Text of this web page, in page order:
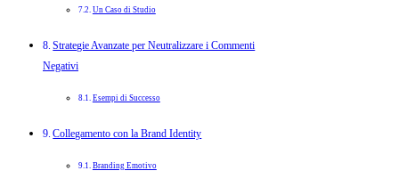
Un Caso di Studio
Strategie Avanzate per Neutralizzare i Commenti
Negativi
Esempi di Successo
Collegamento con la Brand Identity
Branding Emotivo